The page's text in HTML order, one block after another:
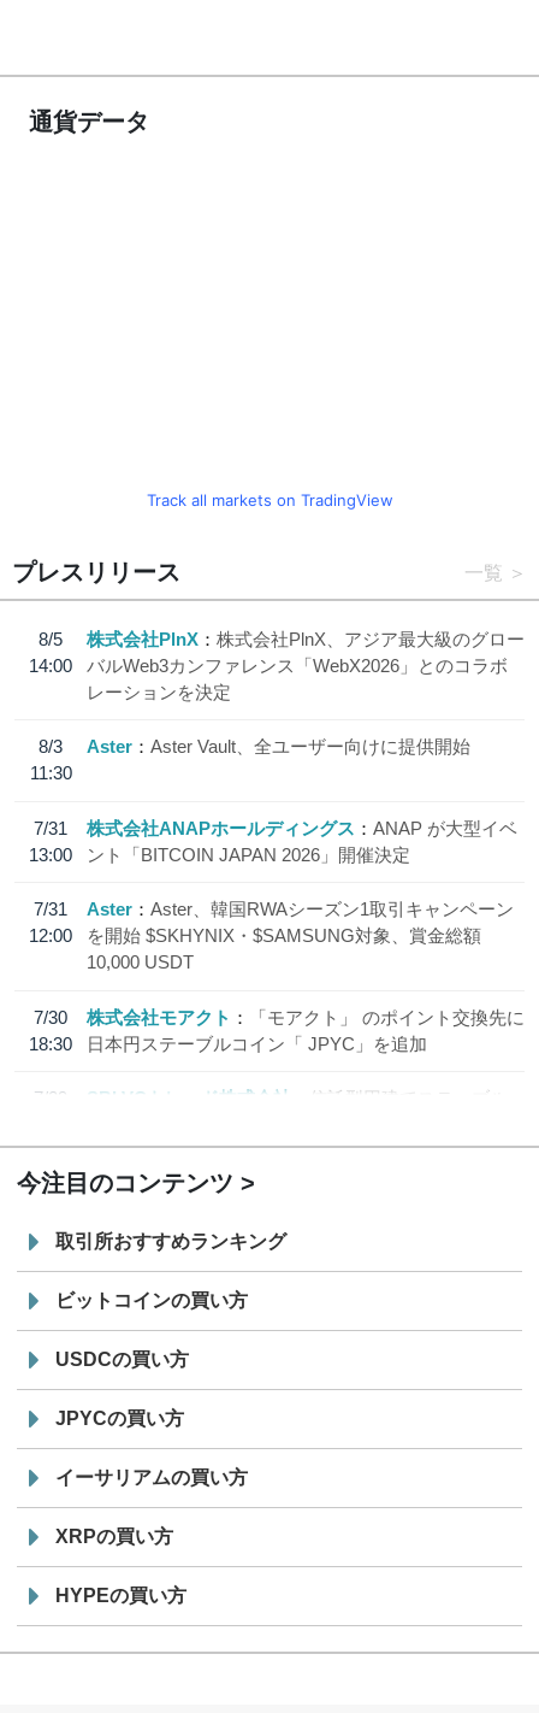
通貨データ
Track all markets on TradingView
プレスリリース 一覧
8/5
14:00
株式会社PlnX
株式会社PlnX、アジア最大級のグロー
バルWeb3カンファレンス「WebX2026」とのコラボ
レーションを決定
8/3
11:30
Aster Aster Vault、全ユーザー向けに提供開始
7/31
13:00
株式会社ANAPホールディングス
ANAP が大型イベ
ント「BITCOIN JAPAN 2026」開催決定
7/31
12:00
Aster
Aster、韓国RWAシーズン1取引キャンペーン
を開始 $SKHYNIX・$SAMSUNG対象、賞金総額
10,000 USDT
7/30
18:30
株式会社モアクト
「モアクト」 のポイント交換先に
日本円ステーブルコイン「 JPYC」を追加
7/29
SBI VCトレード株式会社
信託型円建てステーブル
今注目のコンテンツ
取引所おすすめランキング
ビットコインの買い方
USDCの買い方
JPYCの買い方
イーサリアムの買い方
XRPの買い方
HYPEの買い方